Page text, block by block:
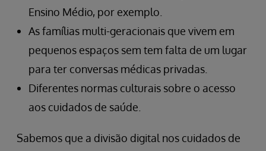
Ensino Médio, por exemplo.
As famílias multi-geracionais que vivem em
pequenos espaços sem tem falta de um lugar
para ter conversas médicas privadas.
Diferentes normas culturais sobre o acesso
aos cuidados de saúde.
Sabemos que a divisão digital nos cuidados de